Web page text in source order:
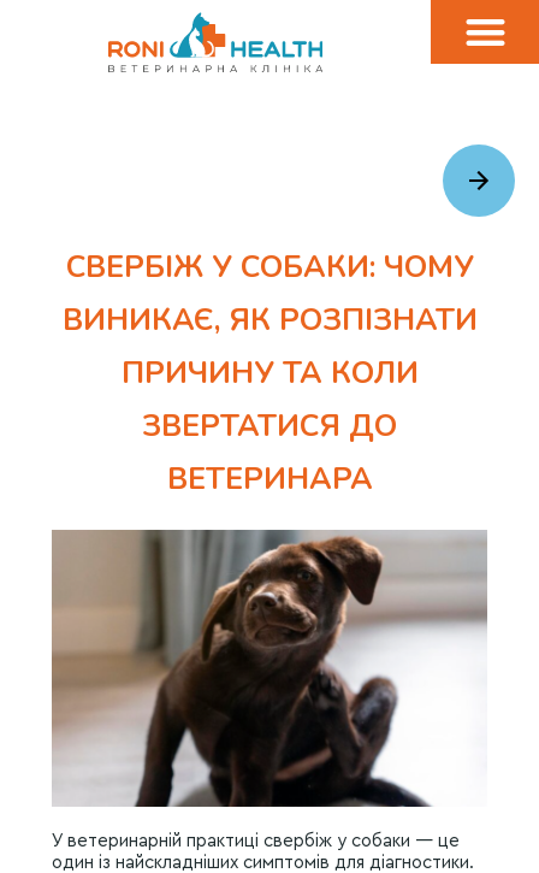
СВЕРБІЖ У СОБАКИ: ЧОМУ
ВИНИКАЄ, ЯК РОЗПІЗНАТИ
ПРИЧИНУ ТА КОЛИ
ЗВЕРТАТИСЯ ДО
ВЕТЕРИНАРА
У ветеринарній практиці свербіж у собаки — це
один із найскладніших симптомів для діагностики.